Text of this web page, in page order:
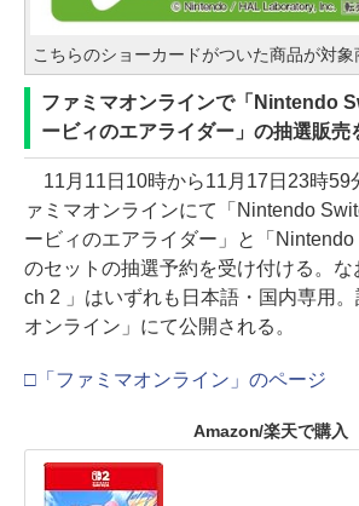
こちらのショーカードがついた商品が対象
ファミマオンラインで「Nintendo
ービィのエアライダー」の抽選販売
11月11日10時から11月17日23時59
ァミマオンラインにて「Nintendo
ービィのエアライダー」と「Nintendo
のセットの抽選予約を受け付ける。
ch 2 」はいずれも日本語・国内専用
オンライン」にて公開される。
□「ファミマオンライン」のページ
Amazon/楽天で購入